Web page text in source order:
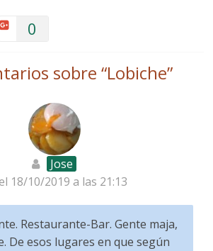
0
sobre “Lobiche”
Jose
18/10/2019 a las 21:13
Restaurante-Bar. Gente maja,
De esos lugares en que según